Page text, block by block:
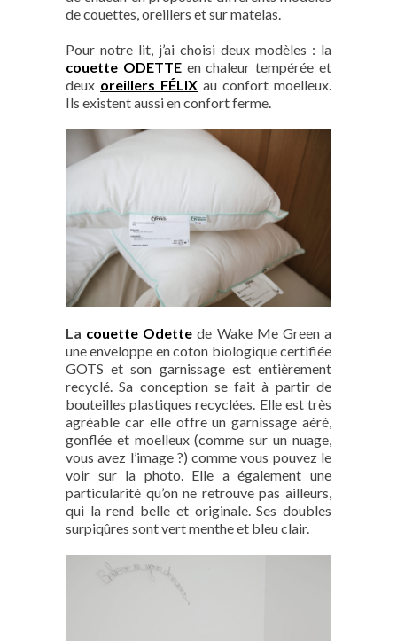
de couettes, oreillers et sur matelas.
Pour notre lit, j’ai choisi deux modèles : la
couette ODETTEen chaleur tempérée et
deux oreillers FÉLIX au confort moelleux.
Ils existent aussi en confort ferme.
La couette Odette de Wake Me Green a
une enveloppe en coton biologique certifiée
GOTS et son garnissage est entièrement
recyclé. Sa conception se fait à partir de
bouteilles plastiques recyclées. Elle est très
agréable car elle offre un garnissage aéré,
gonflée et moelleux (comme sur un nuage,
vous avez l’image ?) comme vous pouvez le
voir sur la photo. Elle a également une
particularité qu’on ne retrouve pas ailleurs,
qui la rend belle et originale. Ses doubles
surpiqûres sont vert menthe et bleu clair.